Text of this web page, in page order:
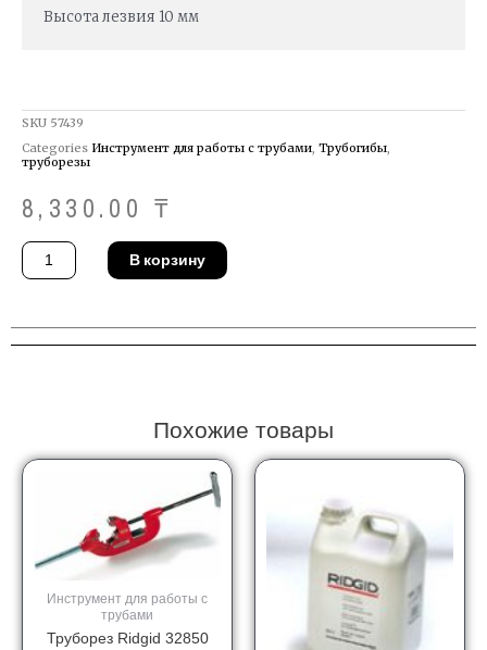
Высота лезвия 10 мм
SKU 57439
Categories Инструмент для работы с трубами, Трубогибы,
труборезы
8,330.00 ₸
Количество
товара
Ролик
В корзину
Похожие товары
Инструмент для работы с
трубами
Труборез Ridgid 32850